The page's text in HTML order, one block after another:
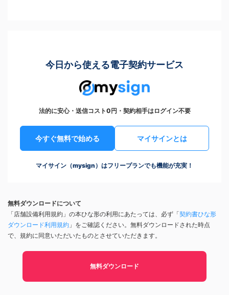
今日から使える電子契約サービス
法的に安心・送信コスト0円・契約相手はログイン不要
今すぐ無料で始める マイサインとは
マイサイン（mysign）はフリープランでも機能が充実！
無料ダウンロードについて
「店舗設備利用規約」の本ひな形の利用にあたっては、必ず「契約書ひな形
ダウンロード利用規約 」をご確認ください。無料ダウンロードされた時点
で、規約に同意いただいたものとさせていただきます。
無料ダウンロード